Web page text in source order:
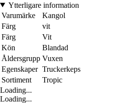
Ytterligare information
Varumärke
Kangol
Färg
vit
Färg
Vit
Kön
Blandad
Åldersgrupp Vuxen
Egenskaper Truckerkeps
Sortiment
Tropic
Loading...
Loading...